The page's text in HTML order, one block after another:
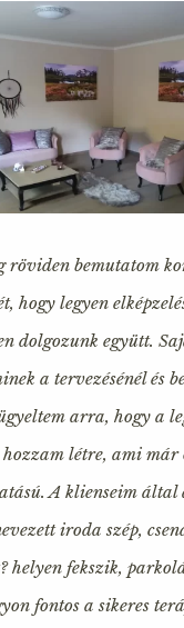
röviden bemutatom
hogy legyen
dolgozunk együtt.
a tervezésénél és
arra, hogy a
hozzam létre, ami már
A klienseim által
iroda szép,
helyen fekszik,
fontos a sikeres